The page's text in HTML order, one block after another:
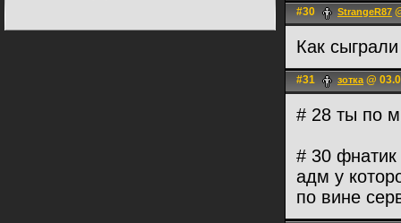
#30 StrangeR87
Как
#31 зотка@
# 28 ты по
# 30 фнатик
адм у
по вине